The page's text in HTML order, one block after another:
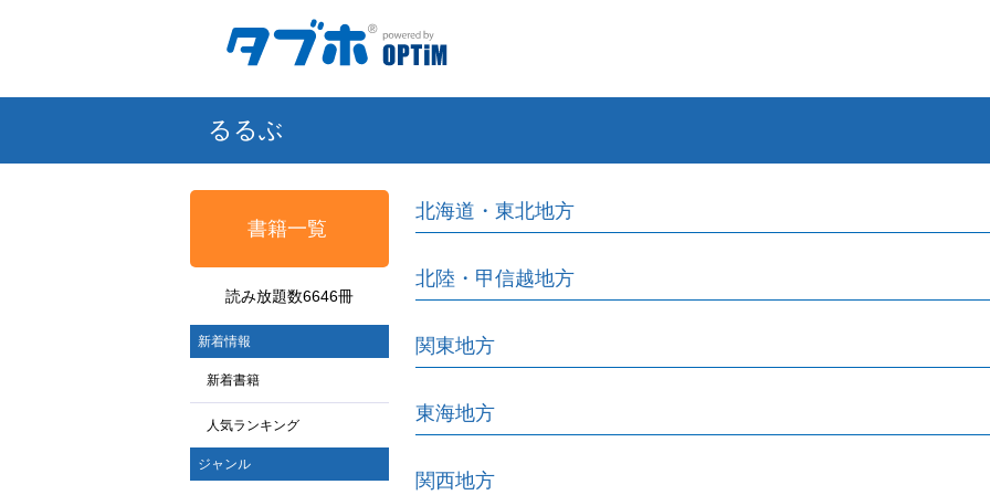
るるぶ
書籍一覧
読み放題数6646冊
新着情報
新着書籍
人気ランキング
ジャンル
北海道・東北地方
北陸・甲信越地方
関東地方
東海地方
関西地方